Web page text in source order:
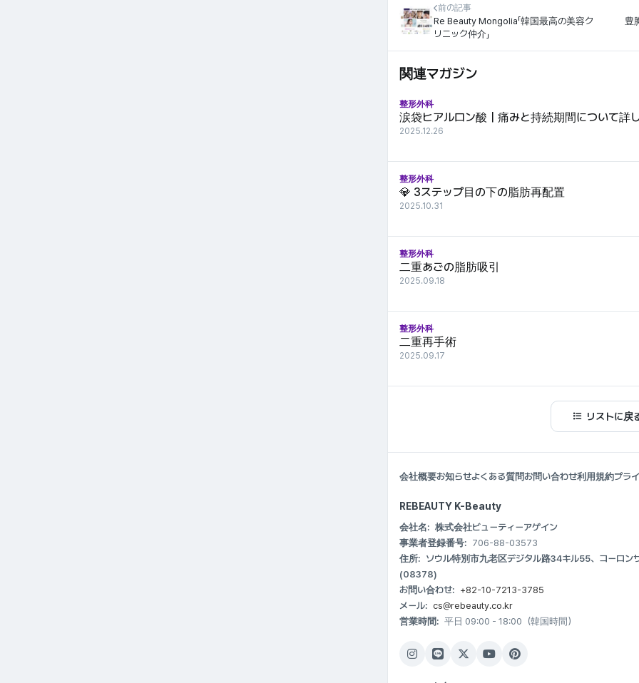
前の記事
Re Beauty Mongolia「韓国最高の美容ク
リニック仲介」
豊
関連マガジン
整形外科
涙袋ヒアルロン酸｜痛みと持続期間について詳
2025.12.26
整形外科
💎 3ステップ目の下の脂肪再配置
2025.10.31
整形外科
二重あごの脂肪吸引
2025.09.18
整形外科
二重再手術
2025.09.17
リストに戻
会社概要お知らせよくある質問お問い合わせ利用規約プラ
REBEAUTY K-Beauty
会社名: 株式会社ビューティーアゲイン
事業者登録番号: 706-88-03573
住所: ソウル特別市九老区デジタル路34キル55、コーロ
(08378)
お問い合わせ: +82-10-7213-3785
メール: cs@rebeauty.co.kr
営業時間: 平日 09:00 - 18:00（韓国時間）